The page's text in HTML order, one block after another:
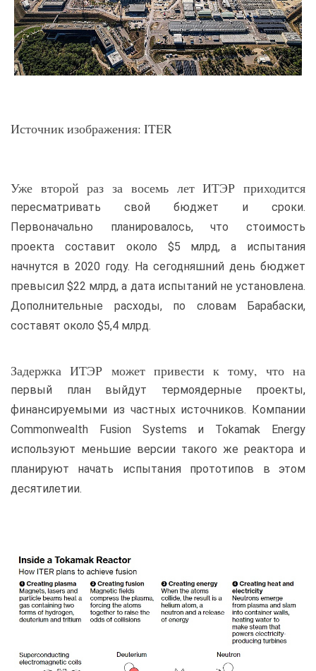
Источник изображения: ITER
Уже второй раз за восемь лет ИТЭР приходится
пересматривать свой бюджет и сроки.
Первоначально планировалось, что стоимость
проекта составит около $5 млрд, а испытания
начнутся в 2020 году. На сегодняшний день бюджет
превысил $22 млрд, а дата испытаний не установлена.
Дополнительные расходы, по словам Барабаски,
составят около $5,4 млрд.
Задержка ИТЭР может привести к тому, что на
первый план выйдут термоядерные проекты,
финансируемыми из частных источников. Компании
Commonwealth Fusion Systems и Tokamak Energy
используют меньшие версии такого же реактора и
планируют начать испытания прототипов в этом
десятилетии.